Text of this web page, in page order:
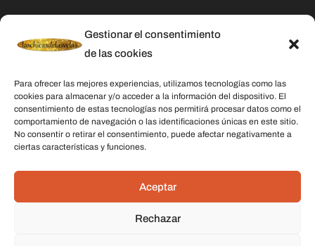
Gestionar el consentimiento
de las cookies
Para ofrecer las mejores experiencias, utilizamos tecnologías como las
cookies para almacenar y/o acceder a la información del dispositivo. El
consentimiento de estas tecnologías nos permitirá procesar datos como el
comportamiento de navegación o las identificaciones únicas en este sitio.
No consentir o retirar el consentimiento, puede afectar negativamente a
ciertas características y funciones.
Aceptar
Rechazar
Categorías
Velas
Inciensos
Aceites esenciales
Aguas rituales y colonias
Datos De Contacto
Dirección:C/ Stella Maris, 20 50015 Zaragoza